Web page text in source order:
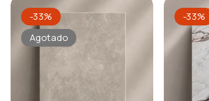
-33%
Agotado
-33%